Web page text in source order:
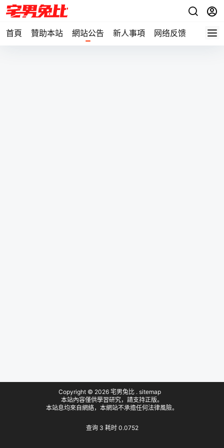
首頁 贊助本站 網站公告 新人事項 网络反馈
Copyright © 2026 宅男兔比 . sitemap
本站內容僅供學習研究，請支持正版。
本站息均來自網絡，本網站不承擔任何法律風險。
查询 3 耗时 0.0752